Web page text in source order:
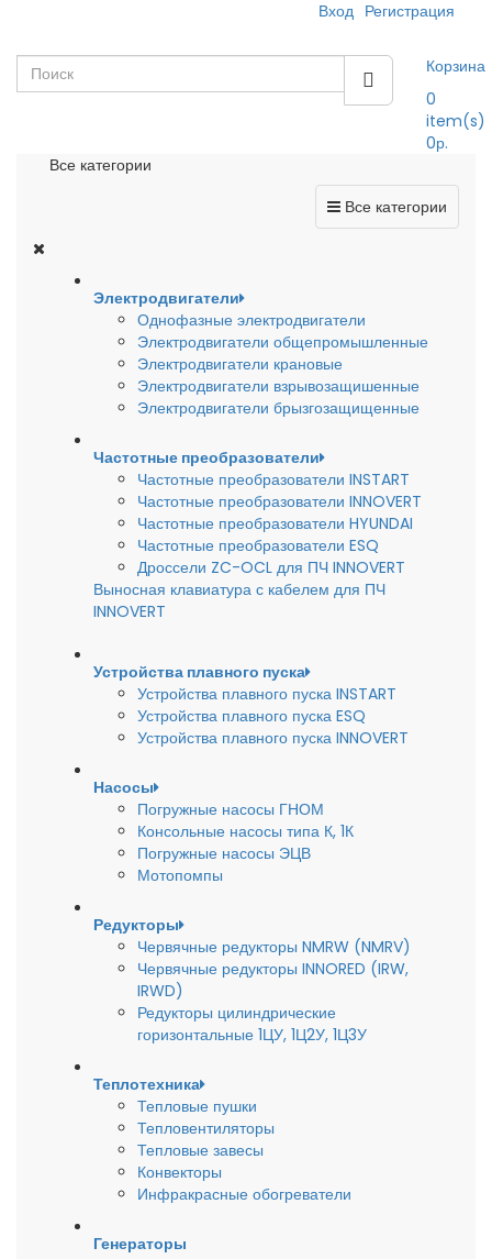
Вход Регистрация
Корзина
0
item(s)
0р.
Все категории
Все категории
Электродвигатели
Однофазные электродвигатели
Электродвигатели общепромышленные
Электродвигатели крановые
Электродвигатели взрывозащишенные
Электродвигатели брызгозащищенные
Частотные преобразователи
Частотные преобразователи INSTART
Частотные преобразователи INNOVERT
Частотные преобразователи HYUNDAI
Частотные преобразователи ESQ
Дроссели ZC-OCL для ПЧ INNOVERT
Выносная клавиатура с кабелем для ПЧ
INNOVERT
Устройства плавного пуска
Устройства плавного пуска INSTART
Устройства плавного пуска ESQ
Устройства плавного пуска INNOVERT
Насосы
Погружные насосы ГНОМ
Консольные насосы типа К, 1К
Погружные насосы ЭЦВ
Мотопомпы
Редукторы
Червячные редукторы NMRW (NMRV)
Червячные редукторы INNORED (IRW,
IRWD)
Редукторы цилиндрические
горизонтальные 1ЦУ, 1Ц2У, 1Ц3У
Теплотехника
Тепловые пушки
Тепловентиляторы
Тепловые завесы
Конвекторы
Инфракрасные обогреватели
Генераторы